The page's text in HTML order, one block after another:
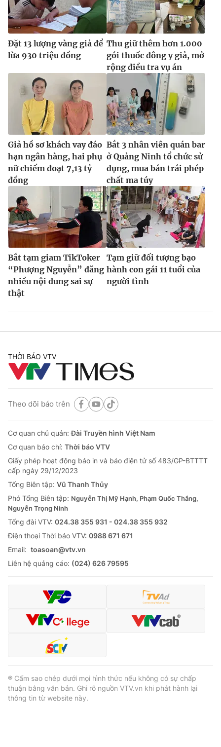
® Cấm sao chép dưới mọi hình thức nếu không có sự chấp
thuận bằng văn bản. Ghi rõ nguồn VTV.vn khi phát hành lại
thông tin từ website này.
Đặt 13 lượng vàng giả để
lừa 930 triệu đồng
Thu giữ thêm hơn 1.000
gói thuốc đông y giả, mở
rộng điều tra vụ án
Giả hồ sơ khách vay đáo
hạn ngân hàng, hai phụ
nữ chiếm đoạt 7,13 tỷ
đồng
Bắt 3 nhân viên quán bar
ở Quảng Ninh tổ chức sử
dụng, mua bán trái phép
chất ma túy
Bắt tạm giam TikToker
“Phượng Nguyễn” đăng
nhiều nội dung sai sự
thật
Tạm giữ đối tượng bạo
hành con gái 11 tuổi của
người tình
THỜI BÁO VTV
Theo dõi báo trên
Cơ quan chủ quản:Đài Truyền hình Việt Nam
Cơ quan báo chí: Thời báo VTV
Giấy phép hoạt động báo in và báo điện tử số 483/GP-BTTTT
cấp ngày 29/12/2023
Tổng Biên tập: Vũ Thanh Thủy
Phó Tổng Biên tập: Nguyễn Thị Mỹ Hạnh, Phạm Quốc Thắng,
Nguyễn Trọng Ninh
Tổng đài VTV: 024.38 355 931 - 024.38 355 932
Ðiện thoại Thời báo VTV: 0988 671 671
Email: toasoan@vtv.vn
Liên hệ quảng cáo: (024) 626 79595
® Cấm sao chép dưới mọi hình thức nếu không có sự chấp
thuận bằng văn bản. Ghi rõ nguồn VTV.vn khi phát hành lại
thông tin từ website này.